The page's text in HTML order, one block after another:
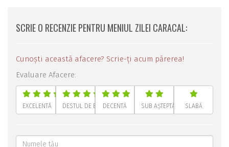
SCRIE O RECENZIE PENTRU MENIUL ZILEI CARACAL:
Cunoști această afacere? Scrie-ți acum părerea!
Evaluare Afacere:
EXCELENTĂ DESTUL DE BUNĂDECENTĂ SUB AȘTEPTĂRI SLABĂ